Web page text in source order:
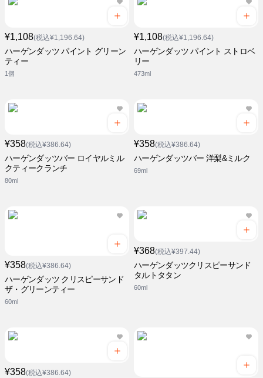
¥1,108(税込¥1,196.64)
ハーゲンダッツ パイント グリーン
ティー
1個
¥1,108(税込¥1,196.64)
ハーゲンダッツ パイント ストロベ
リー
473ml
¥358(税込¥386.64)
ハーゲンダッツバー ロイヤルミル
クティークランチ
80ml
¥358(税込¥386.64)
ハーゲンダッツバー 洋梨&ミルク
69ml
¥358(税込¥386.64)
ハーゲンダッツ クリスピーサンド
ザ・グリーンティー
60ml
¥368(税込¥397.44)
ハーゲンダッツクリスピーサンド
タルトタタン
60ml
¥358(税込¥386.64)